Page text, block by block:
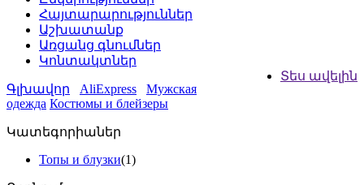
Հայտարարություններ
Աշխատանք
Առցանց գնումներ
Կոնտակտներ
Տես ավելին
Գլխավոր
AliExpress
Мужская
одежда Костюмы и блейзеры
Կատեգորիաներ
Топы и блузки(1)